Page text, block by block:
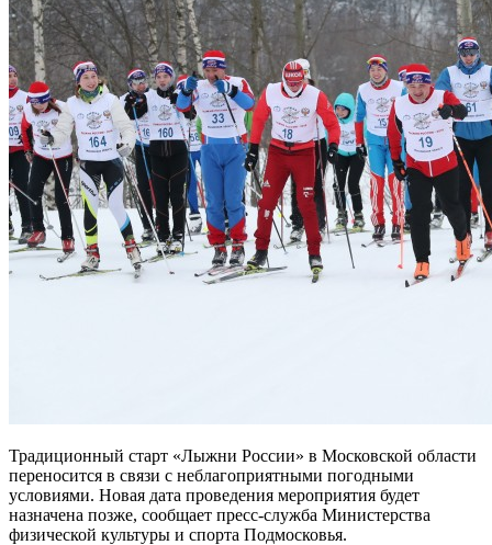
Традиционный старт «Лыжни России» в Московской области
переносится в связи с неблагоприятными погодными
условиями. Новая дата проведения мероприятия будет
назначена позже, сообщает пресс-служба Министерства
физической культуры и спорта Подмосковья.